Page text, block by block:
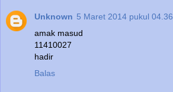
Unknown 5 Maret 2014 pukul 04.36
amak masud
11410027
hadir
Balas